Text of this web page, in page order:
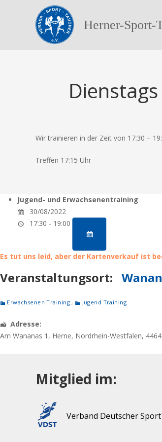
Herner-Sport-
Wir trainieren in der Zeit von 17:30 –
Treffen 17:15 Uhr
Jugend- und Erwachsenentraining
30/08/2022
17:30 - 19:00
Es tut uns leid, aber der Kartenverkauf ist
Veranstaltungsort:
Erwachsenen Training, Jugend Training
Adresse:
Am Wananas 1 , Herne, Nordrhein-Westfalen,
Mitglied im:
Verband Deutscher